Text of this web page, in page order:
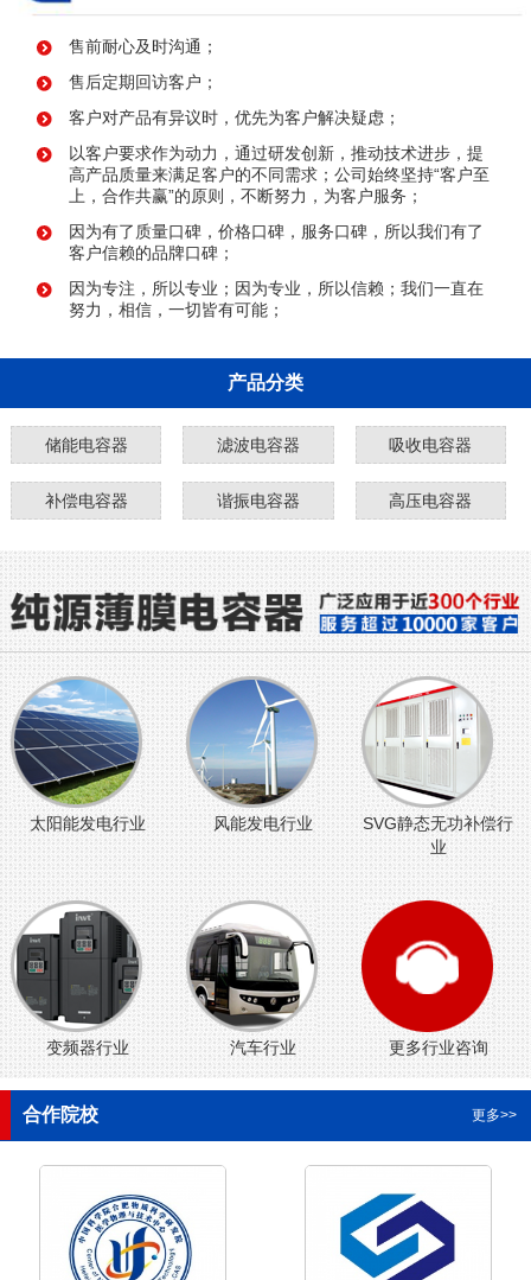
售前耐心及时沟通；
售后定期回访客户；
客户对产品有异议时，优先为客户解决疑虑；
以客户要求作为动力，通过研发创新，推动技术进步，提
高产品质量来满足客户的不同需求；公司始终坚持“客户至
上，合作共赢”的原则，不断努力，为客户服务；
因为有了质量口碑，价格口碑，服务口碑，所以我们有了
客户信赖的品牌口碑；
因为专注，所以专业；因为专业，所以信赖；我们一直在
努力，相信，一切皆有可能；
产品分类
储能电容器 滤波电容器 吸收电容器
补偿电容器 谐振电容器 高压电容器
太阳能发电行业 风能发电行业
SVG静态无功补偿行
业
变频器行业 汽车行业 更多行业咨询
合作院校 更多>>